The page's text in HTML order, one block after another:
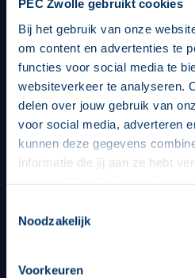
PEC Zwolle gebruikt cookies
Bij het gebruik van onze
om content en advertenties te
functies voor social media te
websiteverkeer te analyseren.
delen over jouw gebruik van
voor social media, adverteren
kunnen deze gegevens
informatie die jij aan ze hebt
op een veilige en integere
beheren op de privacy- en
Noodzakelijk
Voorkeuren